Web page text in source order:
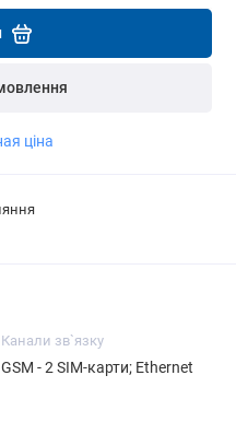
ціна
Канали зв`язку
GSM - 2 SIM-карти; Ethernet